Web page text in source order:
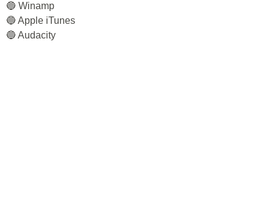
🔵 Winamp
🔵 Apple iTunes
🔵 Audacity